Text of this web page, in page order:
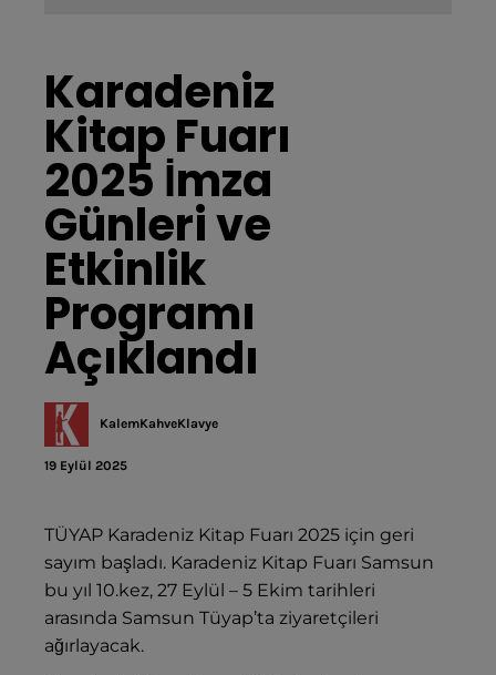
Karadeniz
Kitap Fuarı
2025 İmza
Günleri ve
Etkinlik
Programı
Açıklandı
KalemKahveKlavye
19 Eylül 2025
TÜYAP Karadeniz Kitap Fuarı 2025 için geri
sayım başladı. Karadeniz Kitap Fuarı Samsun
bu yıl 10.kez, 27 Eylül – 5 Ekim tarihleri
arasında Samsun Tüyap’ta ziyaretçileri
ağırlayacak.